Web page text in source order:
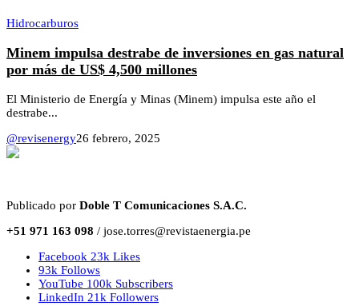
Hidrocarburos
Minem impulsa destrabe de inversiones en gas natural
por más de US$ 4,500 millones
El Ministerio de Energía y Minas (Minem) impulsa este año el
destrabe...
@revisenergy26 febrero, 2025
Publicado por Doble T Comunicaciones S.A.C.
+51 971 163 098 / jose.torres@revistaenergia.pe
Facebook 23k Likes
93k Follows
YouTube 100k Subscribers
LinkedIn 21k Followers